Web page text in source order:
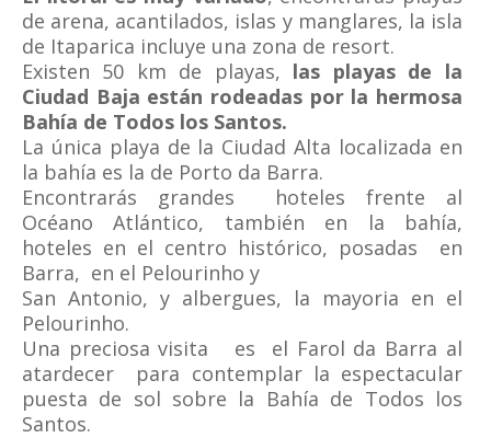
de arena, acantilados, islas y manglares, la isla
de Itaparica incluye una zona de resort.
Existen 50 km de playas, las playas de la
Ciudad Baja están rodeadas por la hermosa
Bahía de Todos los Santos.
La única playa de la Ciudad Alta localizada en
la bahía es la de Porto da Barra.
Encontrarás grandes hoteles frente al
Océano Atlántico, también en la bahía,
hoteles en el centro histórico, posadas en
Barra, en el Pelourinho y
San Antonio, y albergues, la mayoria en el
Pelourinho.
Una preciosa visita es el Farol da Barra al
atardecer para contemplar la espectacular
puesta de sol sobre la Bahía de Todos los
Santos.